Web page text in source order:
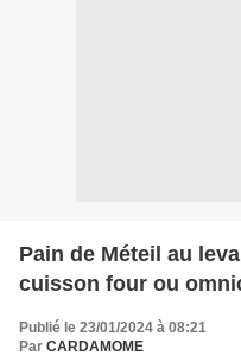
Pain de Méteil au
cuisson four ou
Publié le 23/01/2024 à 08:21
Par CARDAMOME